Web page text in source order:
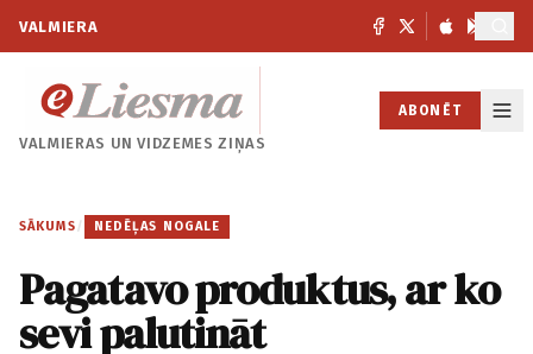
VALMIERA
VALMIERAS UNVIDZEMES ZIŅAS
ABONĒT
SĀKUMS / NEDĒĻAS NOGALE
Pagatavo produktus, ar ko
sevi palutināt